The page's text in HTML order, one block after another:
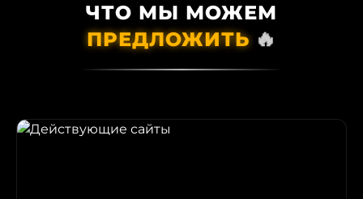
ЧТО МЫ МОЖЕМ
ПРЕДЛОЖИТЬ 🔥